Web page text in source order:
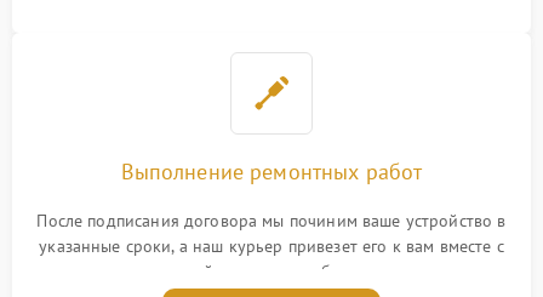
Выполнение ремонтных работ
После подписания договора мы починим ваше устройство в
указанные сроки, а наш курьер привезет его к вам вместе с
гарантийным талоном бесплатно